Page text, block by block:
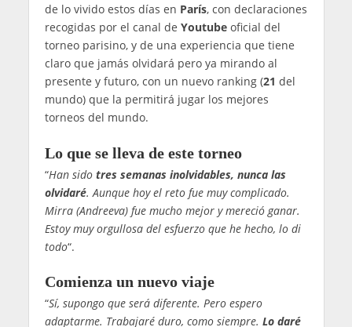
de lo vivido estos días en París, con declaraciones
recogidas por el canal de Youtubeoficial del
torneo parisino, y de una experiencia que tiene
claro que jamás olvidará pero ya mirando al
presente y futuro, con un nuevo ranking (21 del
mundo) que la permitirá jugar los mejores
torneos del mundo.
Lo que se lleva de este torneo
“Han sido tres semanas inolvidables, nunca las
olvidaré. Aunque hoy el reto fue muy complicado.
Mirra (Andreeva) fue mucho mejor y mereció ganar.
Estoy muy orgullosa del esfuerzo que he hecho, lo di
todo“.
Comienza un nuevo viaje
“Sí, supongo que será diferente. Pero espero
adaptarme. Trabajaré duro, como siempre. Lo daré